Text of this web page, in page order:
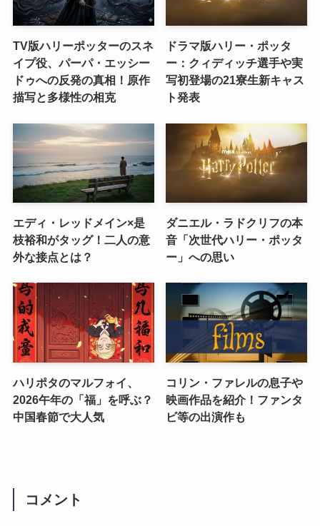
TV版ハリーポッターのスネ
イプ役、パーパ・エッシー
ドゥへの反発の真相！原作
描写と多様性の相克
ドラマ版ハリー・ポッタ
ー：クィディッチ選手や実
写初登場の21寮生新キャス
ト発表
エディ・レッドメイン×是
枝裕和がタッグ！二人の意
外な接点とは？
ダニエル・ラドクリフの本
音「次世代ハリー・ポッタ
ー」への思い
ハリポタのマルフォイ、
2026午年の「福」を呼ぶ？
中国春節で大人気
コリン・ファレルの息子や
映画作品を紹介！ファンタ
ビ等の出演作も
コメント